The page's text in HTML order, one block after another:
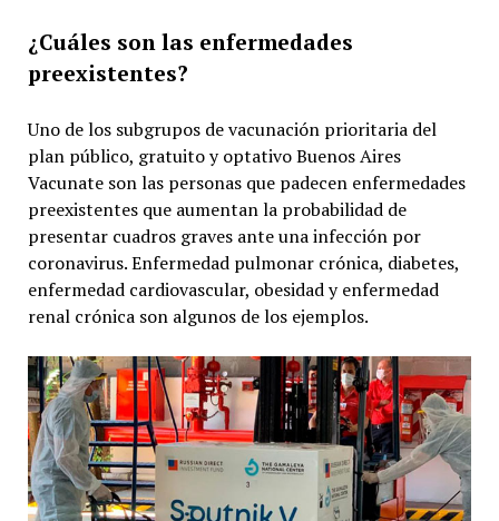
¿Cuáles son las enfermedades
preexistentes?
Uno de los subgrupos de vacunación prioritaria del
plan público, gratuito y optativo Buenos Aires
Vacunate son las personas que padecen enfermedades
preexistentes que aumentan la probabilidad de
presentar cuadros graves ante una infección por
coronavirus. Enfermedad pulmonar crónica, diabetes,
enfermedad cardiovascular, obesidad y enfermedad
renal crónica son algunos de los ejemplos.